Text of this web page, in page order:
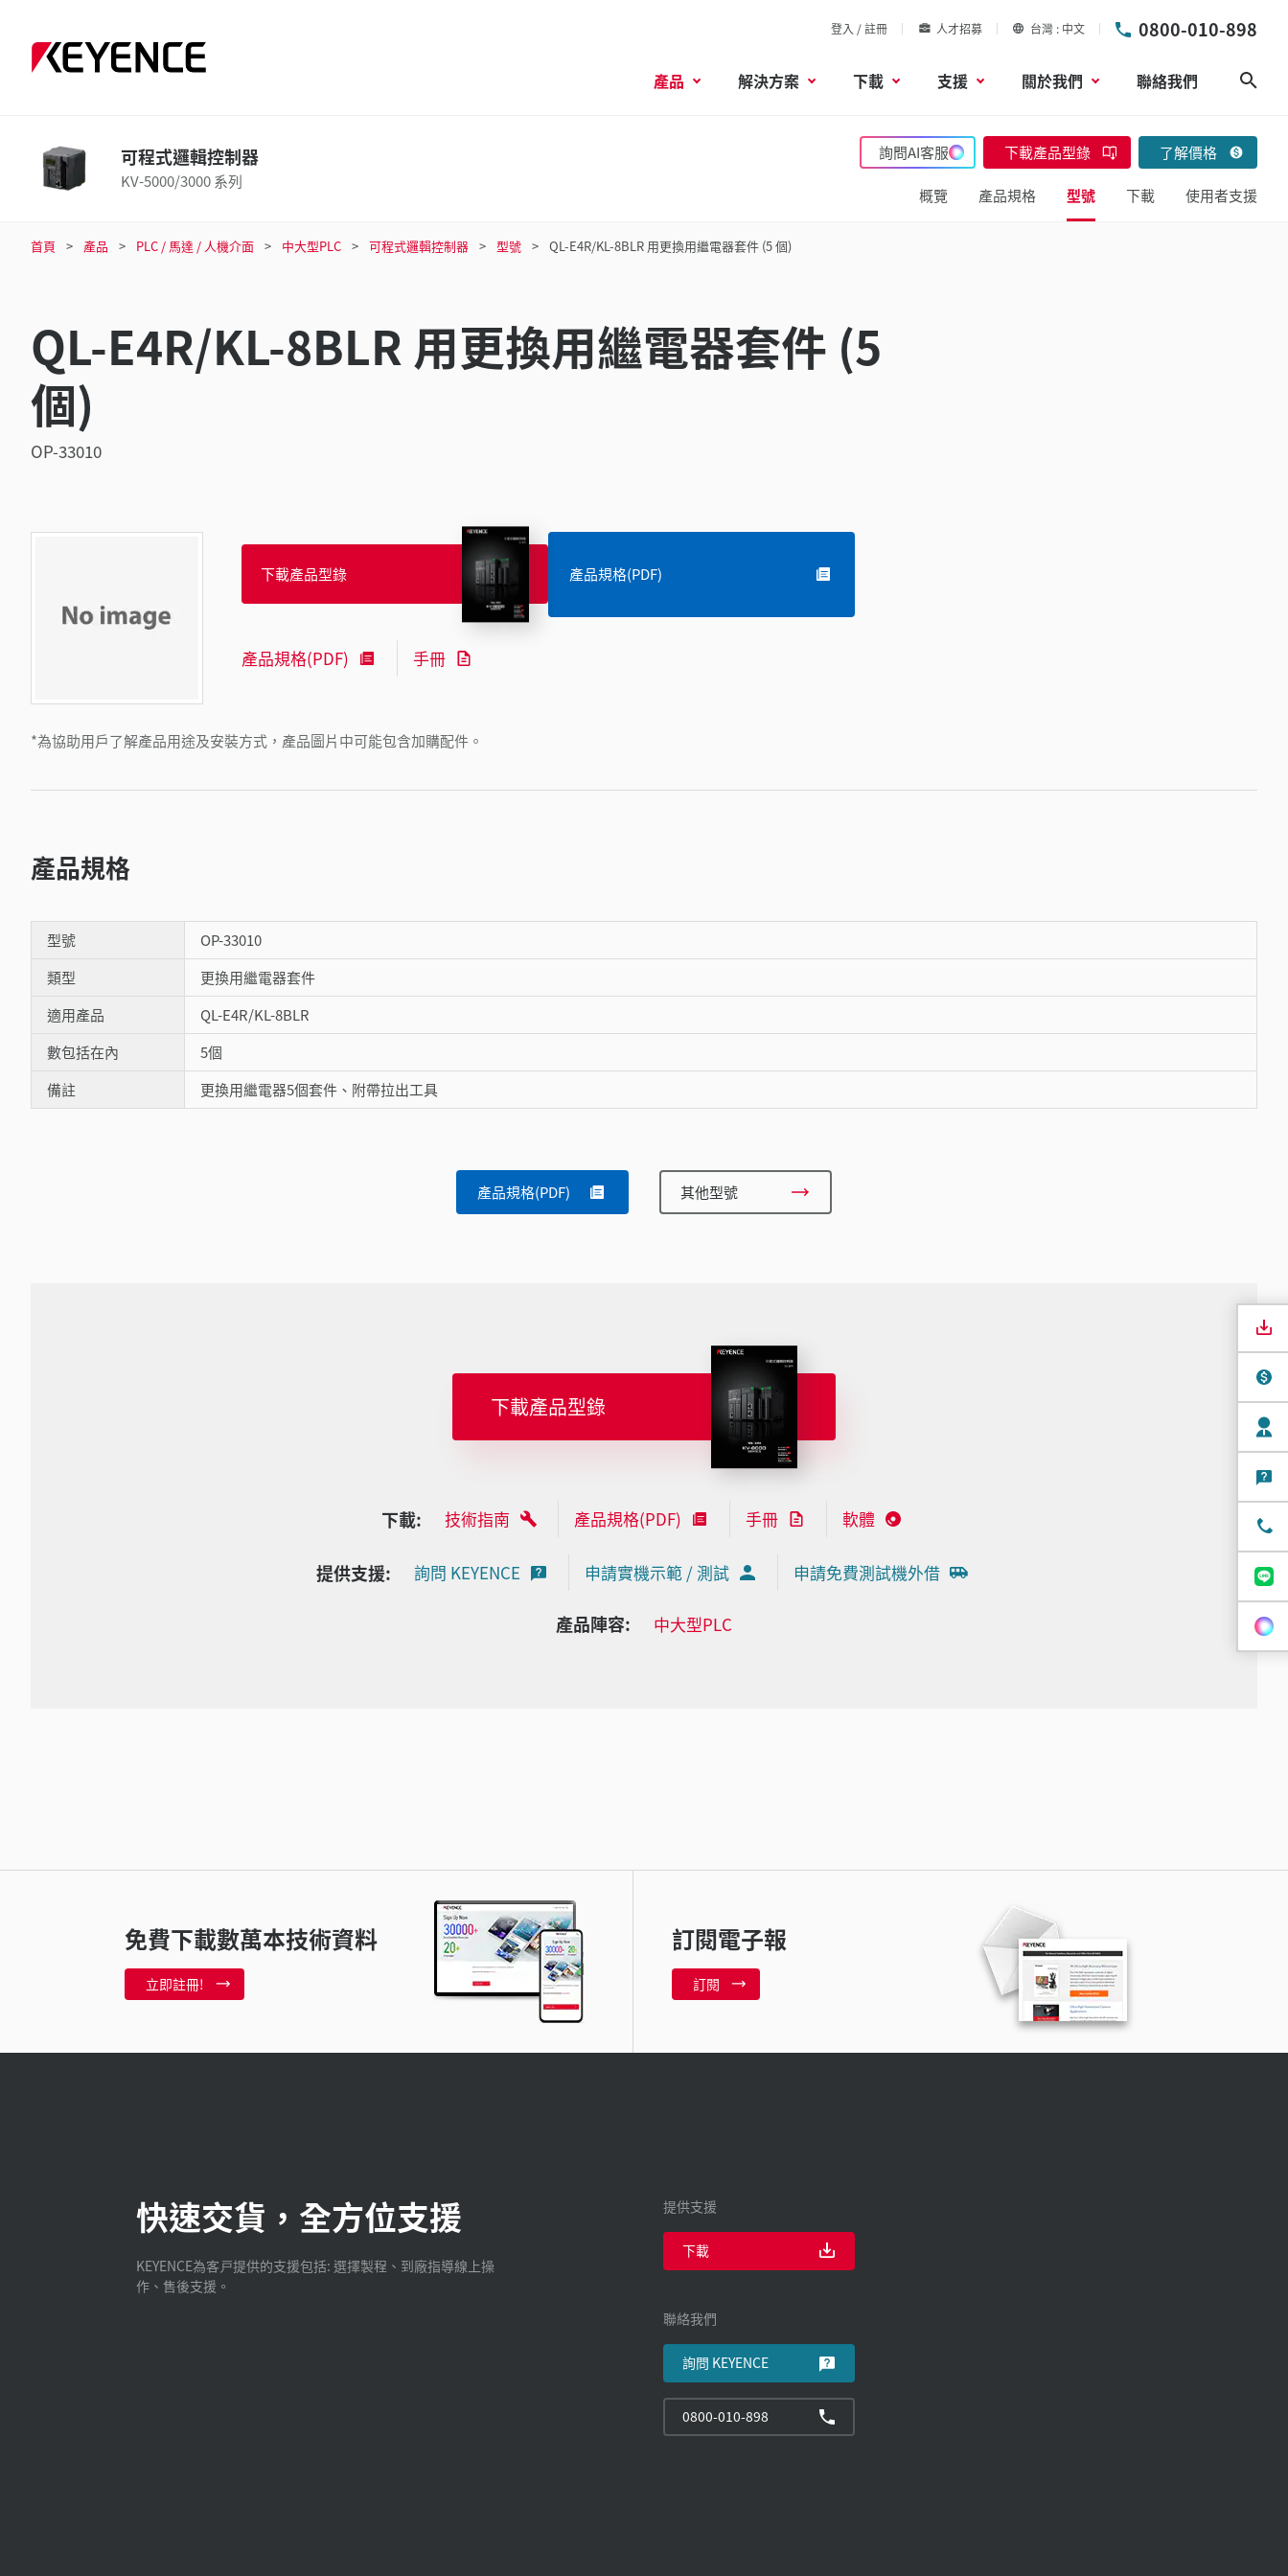
登入 / 註冊 人才招募 台灣 中文 0800-010-898
產品 解決方案 下載 支援 關於我們 聯絡我們
可程式邏輯控制器
KV-5000/3000 系列
詢問AI客服 下載產品型錄 了解價格
概覽 產品規格 型號 下載 使用者支援
首頁 產品 PLC / 馬達 / 人機介面 中大型PLC 可程式邏輯控制器 型號 QL-E4R/KL-8BLR 用更換用繼電器套件 (5 個)
QL-E4R/KL-8BLR 用更換用繼電器套件 (5
個)
OP-33010
*為協助用戶了解產品用途及安裝方式，產品圖片中可能包含加購配件。
下載產品型錄 產品規格(PDF)
產品規格(PDF) 手冊
產品規格
型號
OP-33010
類型
更換用繼電器套件
適用產品
QL-E4R/KL-8BLR
數包括在內
5個
備註
更換用繼電器5個套件、附帶拉出工具
產品規格(PDF) 其他型號
下載產品型錄
下載: 技術指南 產品規格(PDF) 手冊 軟體
提供支援: 詢問 KEYENCE 申請實機示範 / 測試 申請免費測試機外借
產品陣容: 中大型PLC
免費下載數萬本技術資料
立即註冊!
訂閱電子報
訂閱
快速交貨，全方位支援
KEYENCE為客戸提供的支援包括: 選擇製程、到廠指導線上操
作、售後支援。
提供支援
下載
聯絡我們
詢問 KEYENCE
0800-010-898